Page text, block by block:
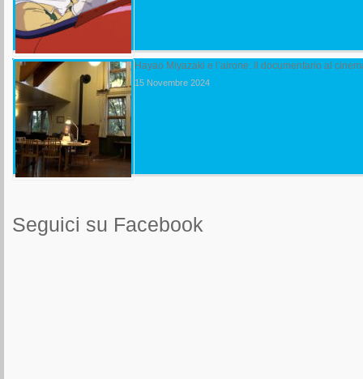
Hayao Miyazaki e l’airone: il documentario al
15 Novembre 2024
Seguici su Facebook